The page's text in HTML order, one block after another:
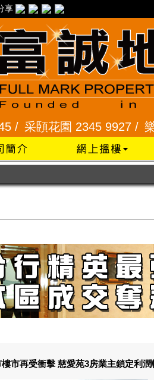
享
園 2345 9927 /樂富
市再受衝擊 慈愛苑3房業主鎖定利